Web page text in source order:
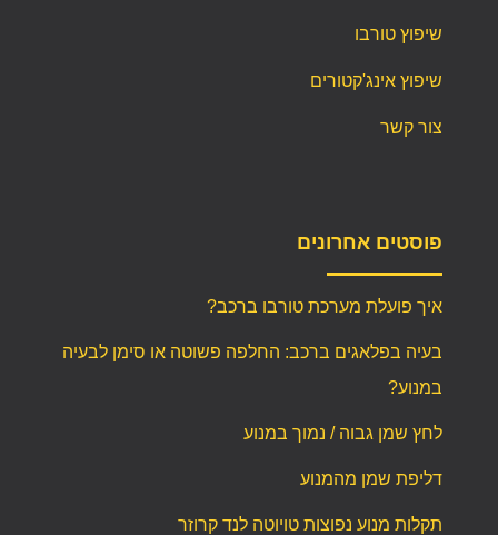
שיפוץ טורבו
שיפוץ אינג'קטורים
צור קשר
פוסטים אחרונים
איך פועלת מערכת טורבו ברכב?
בעיה בפלאגים ברכב: החלפה פשוטה או סימן לבעיה
במנוע?
לחץ שמן גבוה / נמוך במנוע
דליפת שמן מהמנוע
תקלות מנוע נפוצות טויוטה לנד קרוזר